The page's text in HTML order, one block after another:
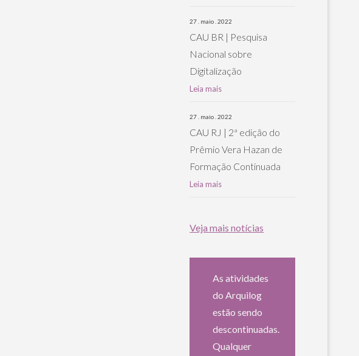
27 . maio . 2022
CAU BR | Pesquisa
Nacional sobre
Digitalização
Leia mais
27 . maio . 2022
CAU RJ | 2ª edição do
Prêmio Vera Hazan de
Formação Continuada
Leia mais
Veja mais notícias
As atividades
do Arquilog
estão sendo
descontinuadas.
Qualquer